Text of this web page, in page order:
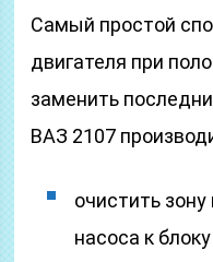
Самый простой
двигателя при
заменить
ВАЗ 2107
очистить
насоса к